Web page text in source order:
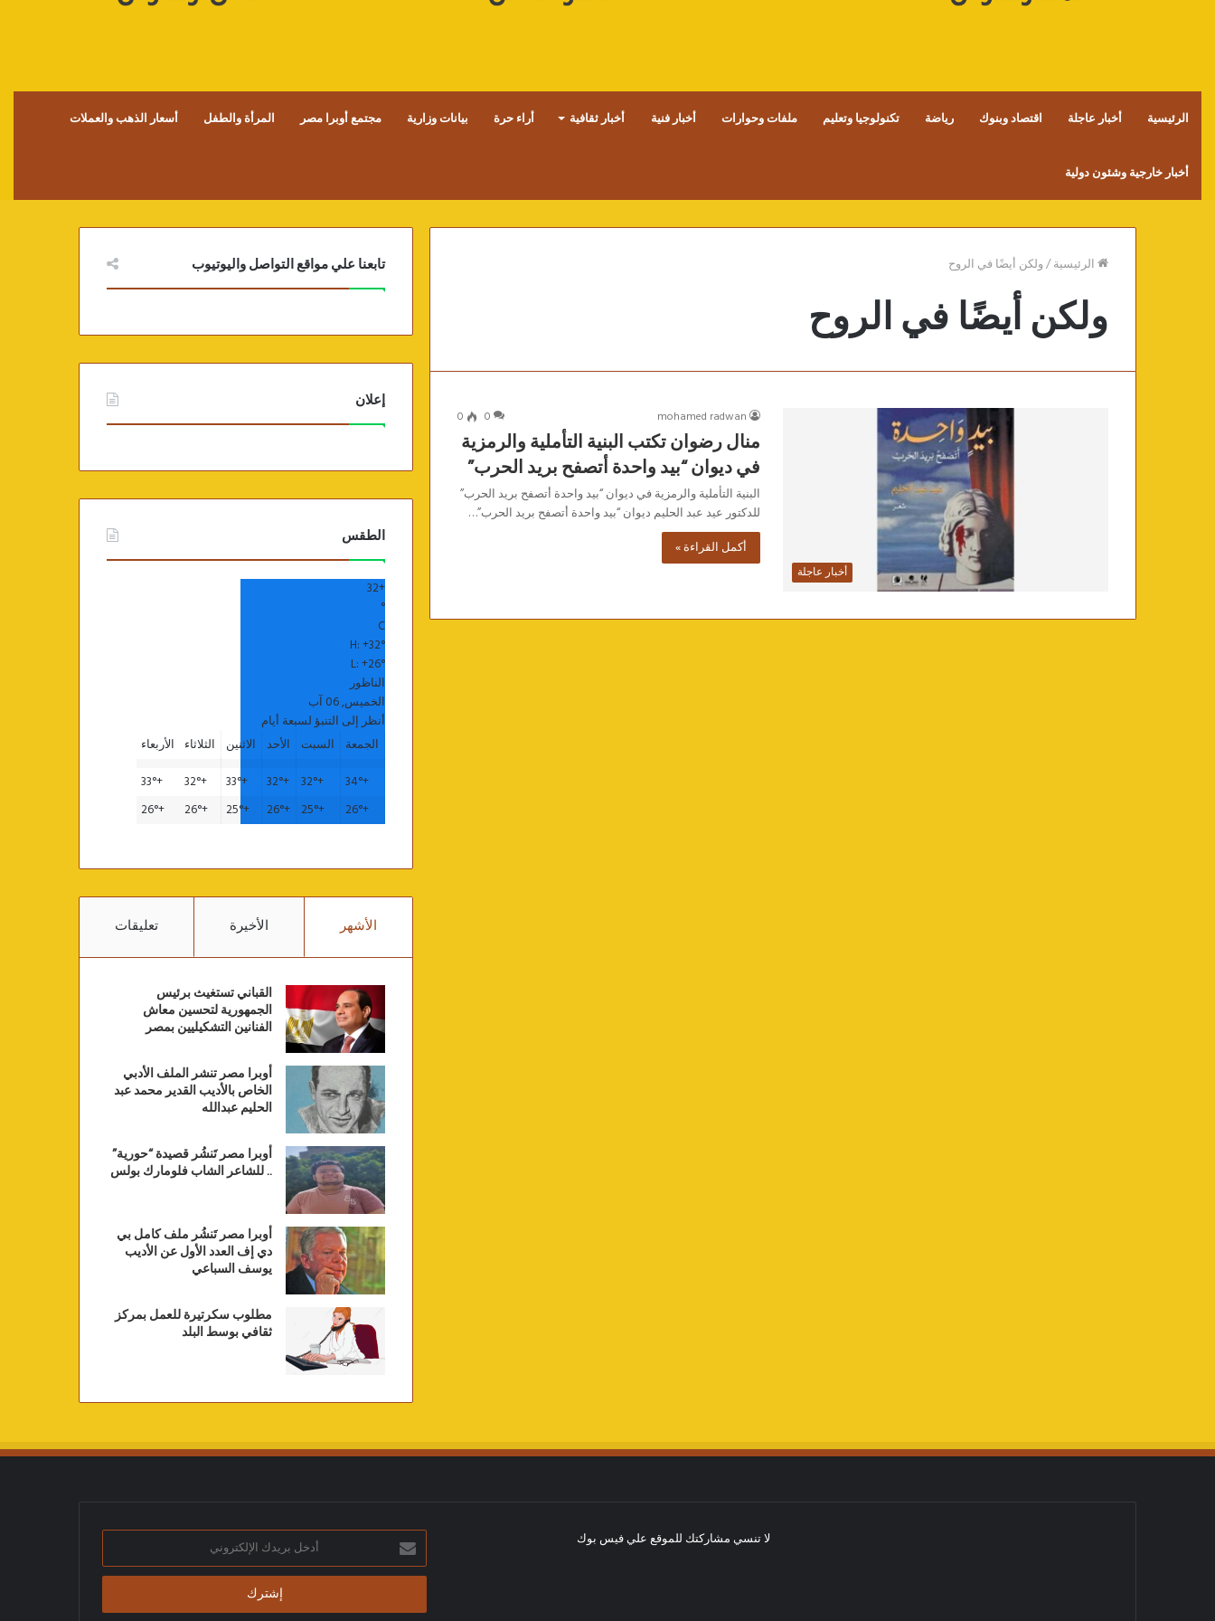
الرئيسية أخبار عاجلة اقتصاد وبنوك رياضة تكنولوجيا وتعليم ملفات وحوارات أخبار فنية أخبار ثقافية أراء حرة بيانات وزارية مجتمع أوبرا مصر المرأة والطفل أسعار الذهب والعملات
أخبار خارجية وشئون دولية
الرئيسية/ولكن أيضًا في الروح
ولكن أيضًا في الروح
أخبار عاجلة
mohamed radwan
0
0
منال رضوان تكتب البنية التأملية والرمزية
في ديوان “بيد واحدة أتصفح بريد الحرب”
البنية التأملية والرمزية في ديوان “بيد واحدة أتصفح بريد الحرب”
للدكتور عيد عبد الحليم ديوان “بيد واحدة أتصفح بريد الحرب”…
أكمل القراءة »
تابعنا علي مواقع التواصل واليوتيوب
إعلان
الطقس
+
32
°
C
H:+32°
L:+26°
الناظور
الخميس, 06 آب
أنظر إلى التنبؤ لسبعة أيام
الجمعة
السبت الأحد الاثنين الثلاثاء
الأربعاء
+
34°
+
32°
+
32°
+
33°
+
32°
+
33°
+
26°
+
25°
+
26°
+
25°
+
26°
+
26°
الأشهر الأخيرة تعليقات
القباني تستغيث برئيس
الجمهورية لتحسين معاش
الفنانين التشكيليين بمصر
أوبرا مصر تنشر الملف الأدبي
الخاص بالأديب القدير محمد عبد
الحليم عبدالله
أوبرا مصر تَنشُر قصيدة “حورية”
.. للشاعر الشاب فلومارك بولس
أوبرا مصر تَنشُر ملف كامل بي
دي إف العدد الأول عن الأديب
يوسف السباعي
مطلوب سكرتيرة للعمل بمركز
ثقافي بوسط البلد
لا تنسي مشاركتك للموقع علي فيس بوك
أدخل
بريدك
الإلكتروني